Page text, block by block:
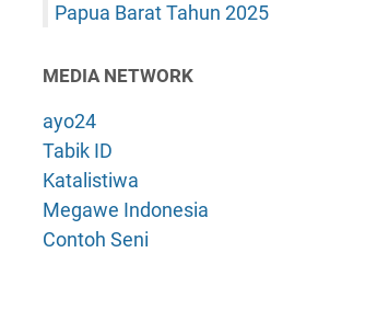
Papua Barat Tahun 2025
MEDIA NETWORK
ayo24
Tabik ID
Katalistiwa
Megawe Indonesia
Contoh Seni